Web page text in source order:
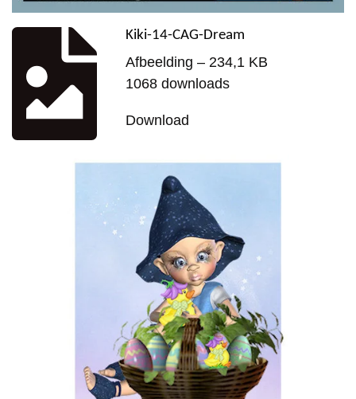
Kiki-14-CAG-Dream
Afbeelding – 234,1 KB
1068 downloads
Download